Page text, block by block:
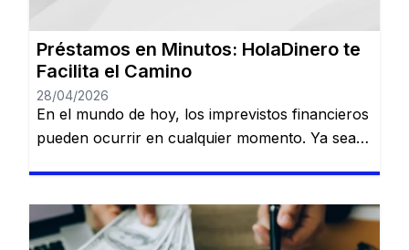
Préstamos en Minutos: HolaDinero te
Facilita el Camino
28/04/2026
En el mundo de hoy, los imprevistos financieros
pueden ocurrir en cualquier momento. Ya sea
inversión importante, contar con una opción
confiable de financiamiento es esencial. Serás